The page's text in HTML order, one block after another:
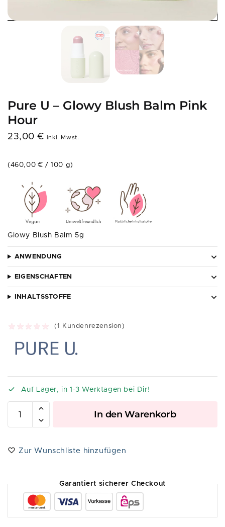
Pure U – Glowy Blush Balm Pink
Hour
23,00€ inkl. Mwst.
(460,00€ /100 g)
Glowy Blush Balm 5g
ANWENDUNG
EIGENSCHAFTEN
INHALTSSTOFFE
(1 Kundenrezension)
Auf Lager, in 1-3 Werktagen bei Dir!
In den Warenkorb
Zur Wunschliste hinzufügen
Garantiert sicherer Checkout